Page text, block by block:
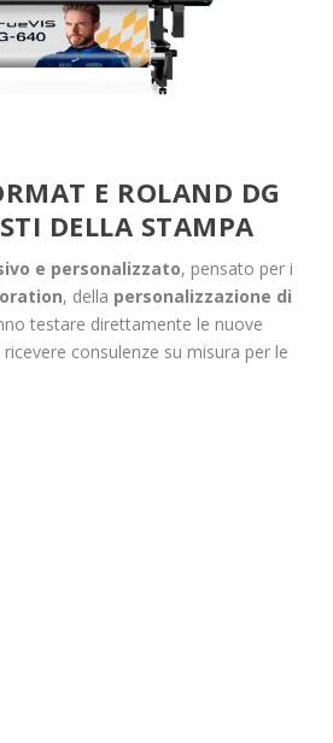
E ROLAND DG
DELLA STAMPA
e personalizzato, pensato per i
, della personalizzazione di
testare direttamente le nuove
ricevere consulenze su misura per le